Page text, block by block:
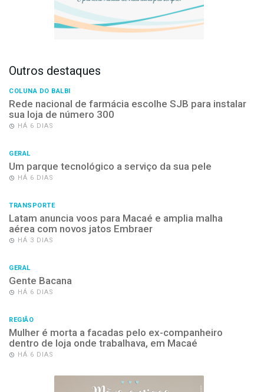
Outros destaques
COLUNA DO BALBI
Rede nacional de farmácia escolhe SJB para instalar
sua loja de número 300
HÁ 6 DIAS
GERAL
Um parque tecnológico a serviço da sua pele
HÁ 6 DIAS
TRANSPORTE
Latam anuncia voos para Macaé e amplia malha
aérea com novos jatos Embraer
HÁ 3 DIAS
GERAL
Gente Bacana
HÁ 6 DIAS
REGIÃO
Mulher é morta a facadas pelo ex-companheiro
dentro de loja onde trabalhava, em Macaé
HÁ 6 DIAS